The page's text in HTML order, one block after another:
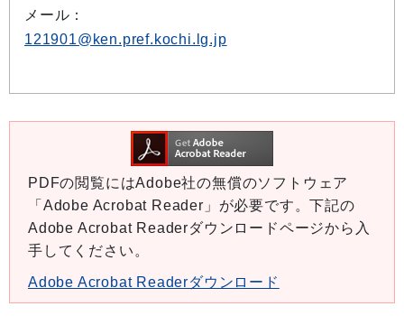
メール：
121901@ken.pref.kochi.lg.jp
PDFの閲覧にはAdobe社の無償のソフトウェア
「Adobe Acrobat Reader」が必要です。下記の
Adobe Acrobat Readerダウンロードページから入
手してください。
Adobe Acrobat Readerダウンロード